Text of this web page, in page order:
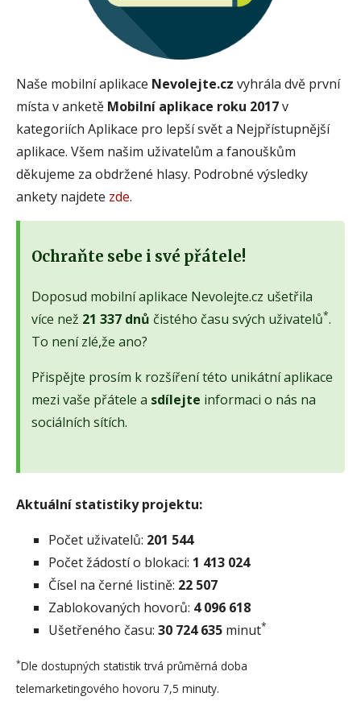
Naše mobilní aplikace Nevolejte.cz vyhrála dvě první
místa v anketě Mobilní aplikace roku 2017v
kategoriích Aplikace pro lepší svět a Nejpřístupnější
aplikace. Všem našim uživatelům a fanouškům
děkujeme za obdržené hlasy. Podrobné výsledky
ankety najdete zde.
Ochraňte sebe i své přátele!
Doposud mobilní aplikace Nevolejte.cz ušetřila
více než 21 337 dnů čistého času svých uživatelů*.
To není zlé,že ano?
Přispějte prosím k rozšíření této unikátní aplikace
mezi vaše přátele a sdílejte informaci o nás na
sociálních sítích.
Aktuální statistiky projektu:
Počet uživatelů: 201 544
Počet žádostí o blokaci: 1 413 024
Čísel na černé listině: 22 507
Zablokovaných hovorů: 4 096 618
Ušetřeného času: 30 724 635 minut*
*Dle dostupných statistik trvá průměrná doba
telemarketingového hovoru 7,5 minuty.